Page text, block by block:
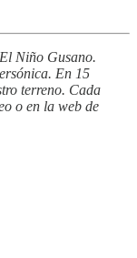
Niño Gusano.
En 15
terreno. Cada
o en la web de